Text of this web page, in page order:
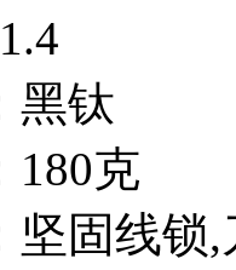
黑钛
180克
坚固线锁